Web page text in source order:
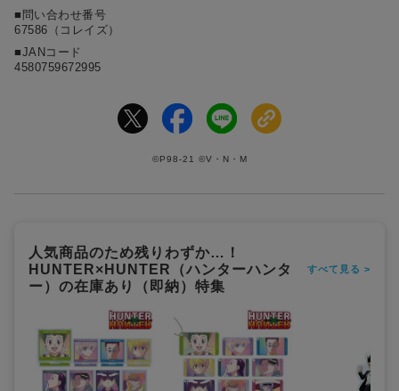
■問い合わせ番号
67586（コレイズ）
■JANコード
4580759672995
©P98-21 ©V・N・M
人気商品のため残りわずか…！
HUNTER×HUNTER（ハンターハンタ
ー）の在庫あり（即納）特集
すべて見る >